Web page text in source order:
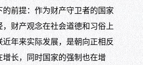
的前提：作为财产守卫者的国家
，财产观念在社会道德和习俗上
年来实际发展，是朝向正相反
增长，同时国家的强制也在增